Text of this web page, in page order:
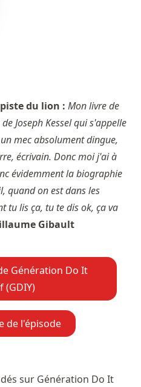
du lion : Mon livre de
Joseph Kessel qui s'appelle
mec absolument dingue,
écrivain. Donc moi j'ai à
évidemment la biographie
quand on est dans les
tu lis ça, tu te dis ok, ça va
Gibault
Génération Do It
(GDIY)
de l'épisode
sur Génération Do It